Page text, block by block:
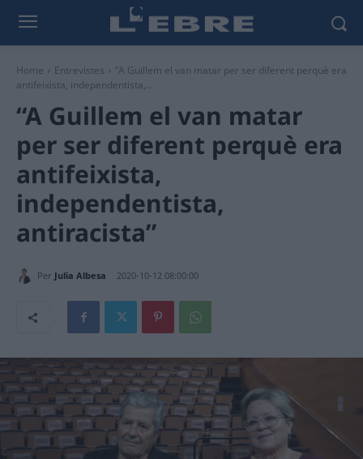
Home Entrevistes
“A Guillem el van matar per ser diferent perquè era
antifeixista, independentista,...
“A Guillem el van matar
per ser diferent perquè era
antifeixista,
independentista,
antiracista”
Per Julia Albesa 2020-10-12 08:00:00